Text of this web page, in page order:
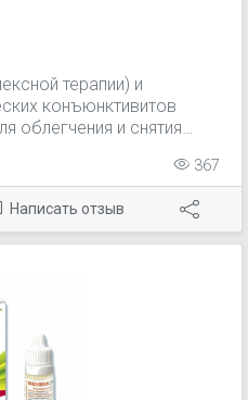
терапии) и
конъюнктивитов
облегчения и снятия
- на факторы
бытовой химии; - на
в том числе дым,
и других
- на растения и
367
Написать отзыв